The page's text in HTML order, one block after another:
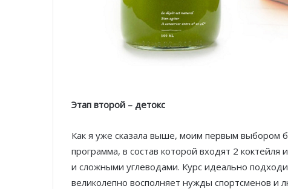
Этап второй – детокс
Как я уже сказала выше, моим первым выбором
программа, в состав которой входят 2
и сложными углеводами. Курс идеально
великолепно восполняет нужды спортсменов